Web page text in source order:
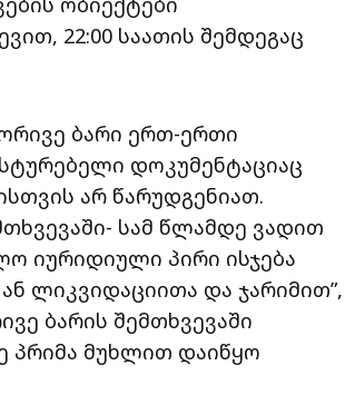
22:00 საათის შემდეგაც
ბარი ერთ-ერთი
დოკუმენტაციაც
არ წარუდგენიათ.
სამ წლამდე ვადით
იურიდიული პირი ისჯება
ლიკვიდაციითა და ჯარიმით”,
ბარის შემთხვევაში
პრიმა მუხლით დაიწყო